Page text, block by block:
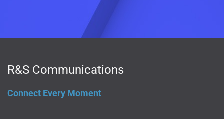
R&S Communications
Connect Every Moment